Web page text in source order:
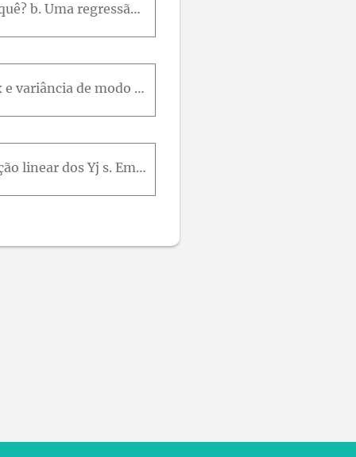
a. Uma regressão linear poderia resultar nos resíduos 23, 27, 5, 17, 8, 9 e 15? Por quê? b. Uma regressão linear poderia resultar nos resíduos 23, 27, 5, 17, 8, 12 e 2 correspondentes aos valores x 3,
Lembre-se de que ˆ 0 ˆ 1x tem uma distribuição normal, com valor esperado 0 1x e variância de modo que tem uma distribuição normal padronizada. Se S SQE/(n2) for substituída por , a variável resultant
a. Expresse o i-ésimo resíduo Yi Yˆ i (onde Yˆ i ˆ 0 ˆ 1xi ) na forma cj Yj , uma função linear dos Yj s. Em seguida, use regras de variância para provar que V(Yi Yˆ i ) é dada pela Expressão (13.2).